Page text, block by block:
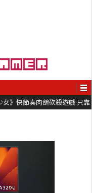
女》快節奏肉鴿砍殺遊戲 只靠